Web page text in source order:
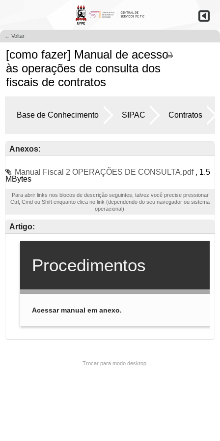
← Voltar
[como fazer] Manual de acesso
às operações de consulta dos
fiscais de contratos
Base de Conhecimento SIPAC Contratos
Anexos:
Manual Fiscal 2 OPERAÇÕES DE CONSULTA.pdf , 1.5
MBytes
Para abrir links nos blocos de descrição seguintes, talvez você precise pressionar
Ctrl, Cmd ou Shift enquanto clica no link (dependendo do seu navegador ou sistema
operacional).
Artigo:
Trocar para modo desktop